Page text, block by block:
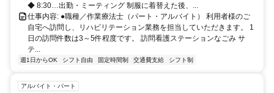
◆ 8:30…出勤・ミーティング 制服に着替えた後、...
仕事内容: ●職種／作業療法士（パート・アルバイト） 利用者様のご
自宅へ訪問し、リハビリテーション業務を担当していただきます。 1
日の訪問件数は3～5件程度です。 訪問看護ステーションなごみ サ
テ...
週1日からOK シフト自由 固定時間制 交通費支給 シフト制
アルバイト・パート